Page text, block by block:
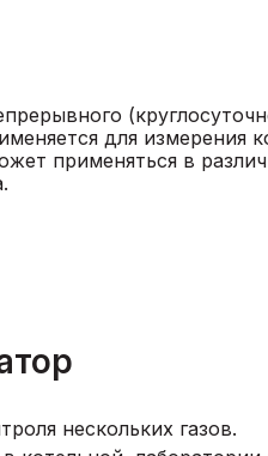
для
применяться в
нескольких газов.